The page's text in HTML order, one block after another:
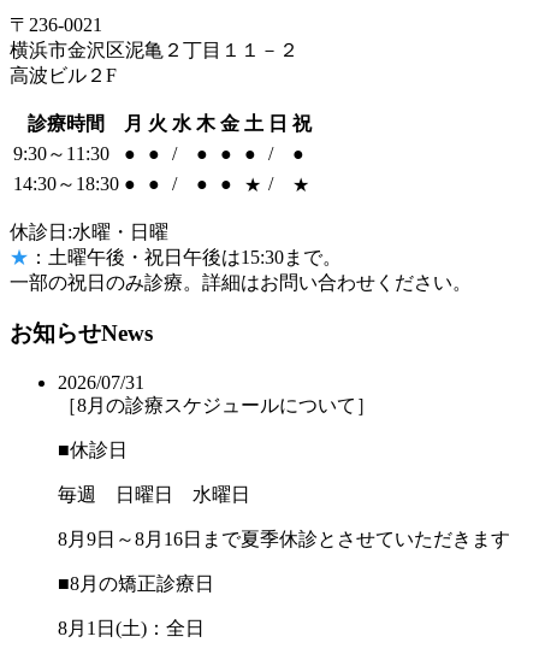
〒236-0021
横浜市金沢区泥亀２丁目１１－２
高波ビル２F
診療時間 月 火 水 木 金 土 日 祝
9:30～11:30
● ● / ● ● ● /
●
14:30～18:30 ● ● / ● ● ★ / ★
休診日:水曜・日曜
★ ：土曜午後・祝日午後は15:30まで。
一部の祝日のみ診療。詳細はお問い合わせください。
お知らせNews
2026/07/31
［8月の診療スケジュールについて］
■休診日
毎週 日曜日 水曜日
8月9日～8月16日まで夏季休診とさせていただきます
■8月の矯正診療日
8月1日(土)：全日